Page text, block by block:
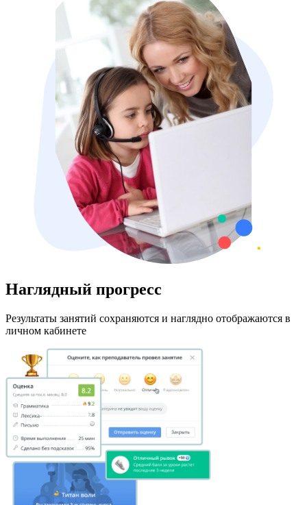
Наглядный прогресс
Результаты занятий сохраняются и наглядно отображаются в
личном кабинете